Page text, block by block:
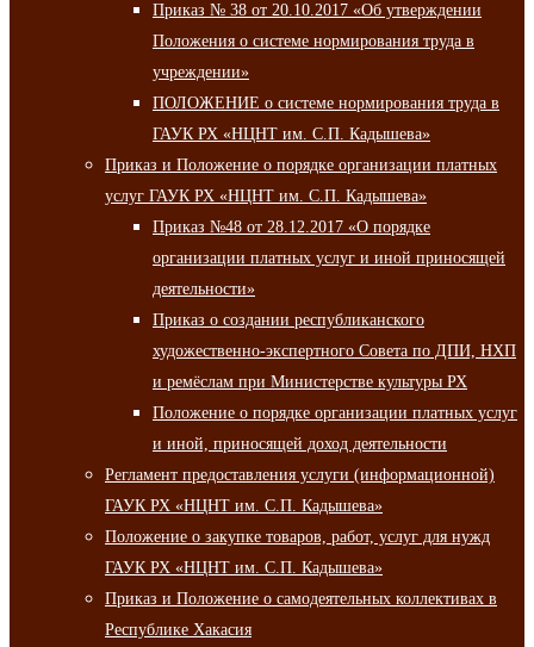
Приказ № 38 от 20.10.2017 «Об утверждении
Положения о системе нормирования труда в
учреждении»
ПОЛОЖЕНИЕ о системе нормирования труда в
ГАУК РХ «НЦНТ им. С.П. Кадышева»
Приказ и Положение о порядке организации платных
услуг ГАУК РХ «НЦНТ им. С.П. Кадышева»
Приказ №48 от 28.12.2017 «О порядке
организации платных услуг и иной приносящей
деятельности»
Приказ о создании республиканского
художественно-экспертного Совета по ДПИ, НХП
и ремёслам при Министерстве культуры РХ
Положение о порядке организации платных услуг
и иной, приносящей доход деятельности
Регламент предоставления услуги (информационной)
ГАУК РХ «НЦНТ им. С.П. Кадышева»
Положение о закупке товаров, работ, услуг для нужд
ГАУК РХ «НЦНТ им. С.П. Кадышева»
Приказ и Положение о самодеятельных коллективах в
Республике Хакасия